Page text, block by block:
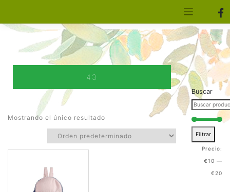
43
Mostrando el único resultado
Buscar
Filtrar
Precio:
€10 —
€20